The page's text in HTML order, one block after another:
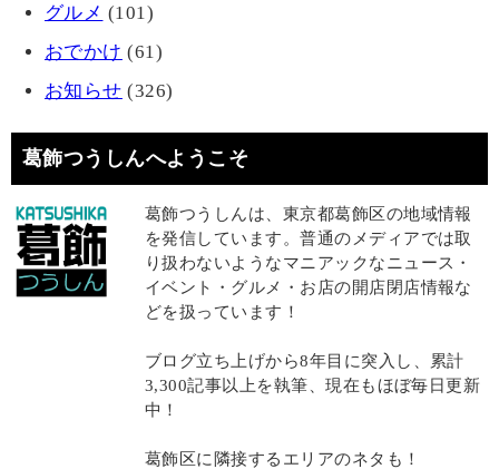
グルメ (101)
おでかけ (61)
お知らせ (326)
葛飾つうしんへようこそ
葛飾つうしんは、東京都葛飾区の地域情報
を発信しています。普通のメディアでは取
り扱わないようなマニアックなニュース・
イベント・グルメ・お店の開店閉店情報な
どを扱っています！
ブログ立ち上げから8年目に突入し、累計
3,300記事以上を執筆、現在もほぼ毎日更新
中！
葛飾区に隣接するエリアのネタも！